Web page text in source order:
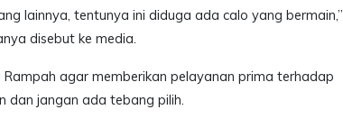
lainnya, tentunya ini diduga ada calo yang bermain,”
disebut ke media.
agar memberikan pelayanan prima terhadap
dan jangan ada tebang pilih.